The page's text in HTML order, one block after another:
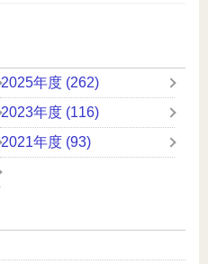
2025年度 (262)
2023年度 (116)
2021年度 (93)